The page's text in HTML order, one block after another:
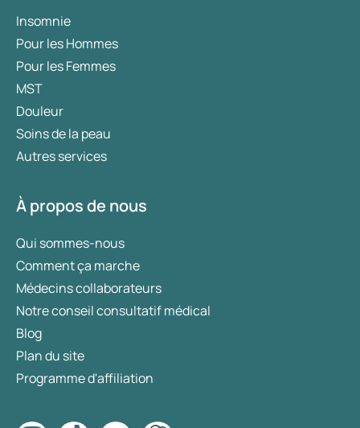
Insomnie
Pour les Hommes
Pour les Femmes
MST
Douleur
Soins de la peau
Autres services
À propos de nous
Qui sommes-nous
Comment ça marche
Médecins collaborateurs
Notre conseil consultatif médical
Blog
Plan du site
Programme d'affiliation